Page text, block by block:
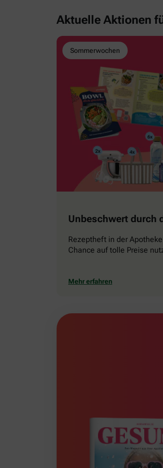
Aktuelle Aktionen
Sommerwochen
Unbeschwert durch
Rezeptheft in der
Chance auf tolle Preise
Mehr erfahren